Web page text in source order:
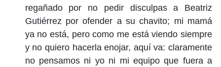
regañado por no pedir disculpas a Beatriz
Gutiérrez por ofender a su chavito; mi mamá
ya no está, pero como me está viendo siempre
y no quiero hacerla enojar, aquí va: claramente
no pensamos ni yo ni mi equipo que fuera a